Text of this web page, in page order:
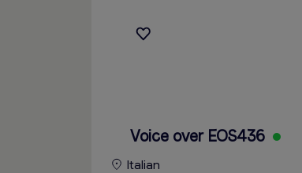
Voice over EOS436
Italian